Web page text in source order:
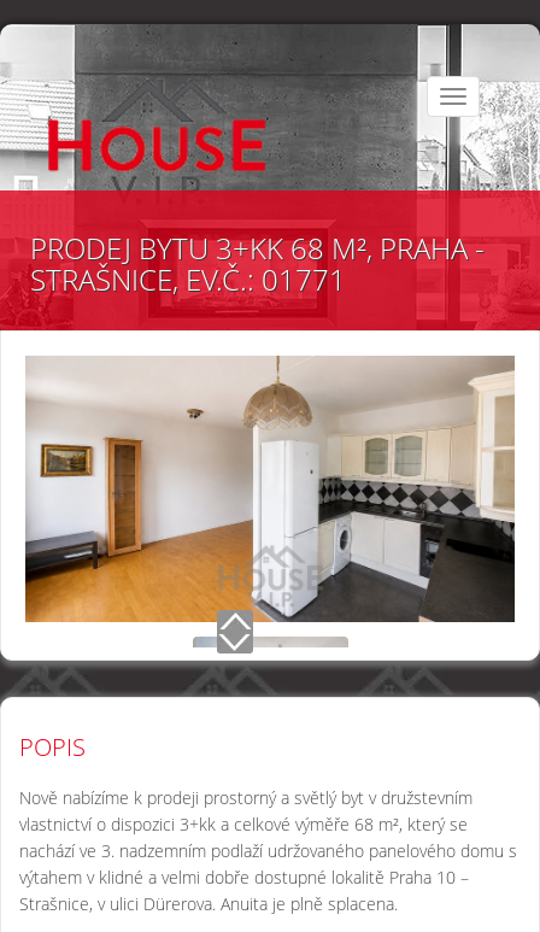
Toggle
navigation
PRODEJ BYTU 3+KK 68 M², PRAHA -
STRAŠNICE, EV.Č.: 01771
POPIS
Nově nabízíme k prodeji prostorný a světlý byt v družstevním
vlastnictví o dispozici 3+kk a celkové výměře 68 m², který se
nachází ve 3. nadzemním podlaží udržovaného panelového domu s
výtahem v klidné a velmi dobře dostupné lokalitě Praha 10 –
Strašnice, v ulici Dürerova. Anuita je plně splacena.